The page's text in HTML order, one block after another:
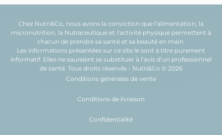
Chez Nutri&Co, nous avons la conviction que l’alimentation , la
micronutrition , la Nutraceutique et l'activité physiquepermettent à
chacun de prendre sasantéet sa beautéen main.
Les informations présentées sur ce site le sont à titre purement
informatif. Elles ne sauraient se substituer à l’avis d’un professionnel
de santé. Tous droits réservés - Nutri&Co © 2026
Conditions générales de vente
Conditions de livraison
Confidentialité